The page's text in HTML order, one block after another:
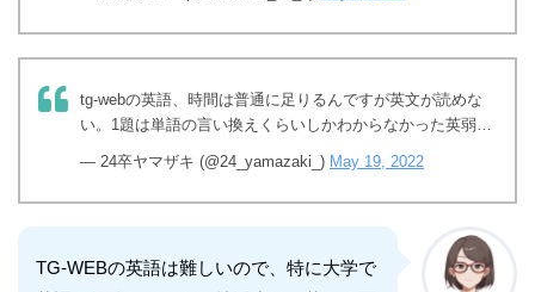
tg-webの英語、時間は普通に足りるんですが英文が読めな
い。1題は単語の言い換えくらいしかわからなかった英弱…
— 24卒ヤマザキ (@24_yamazaki_) May 19, 2022
TG-WEBの英語は難しいので、特に大学で